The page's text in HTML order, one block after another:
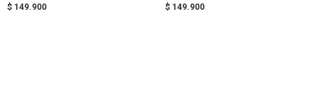
$ 149.900 $ 149.900